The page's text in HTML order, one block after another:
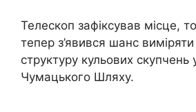
Телескоп зафіксував місце,
тепер з’явився шанс
структуру кульових скупчень
Чумацького Шляху.